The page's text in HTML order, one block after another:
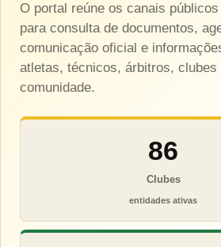
O portal reúne os canais
para consulta de documentos,
comunicação oficial e
atletas, técnicos, árbitros, clubes
comunidade.
86
Clubes
entidades ativas